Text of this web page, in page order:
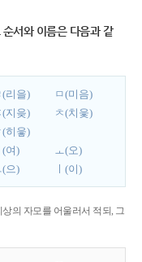
서와 이름은 다음과 같
(리을)
ㅁ(미음)
(지읒)
ㅊ(치읓)
(히읗)
(여)
ㅗ(오)
(으) ㅣ(이)
의 자모를 어울러서 적되, 그